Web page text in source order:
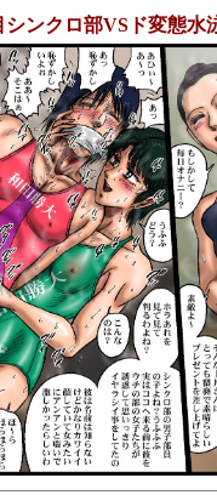
シンクロ部VSド変態水